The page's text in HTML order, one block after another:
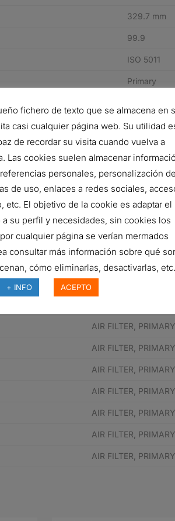
329.7 mm
99.9
ISO 5011
Primary
Cellulose
F
Descripción
AIR FILTER,
AIR FILTER,
AIR FILTER,
AIR FILTER,
AIR FILTER,
AIR FILTER,
AIR FILTER,
AIR FILTER,
AIR FILTER,
AIR FILTER,
AIR FILTER,
AIR FILTER,
fichero de texto que se almacena en
casi cualquier página web. Su utilidad
de recordar su visita cuando vuelva a
Las cookies suelen almacenar
personales, personalización
de uso, enlaces a redes sociales,
etc. El objetivo de la cookie es adaptar el
su perfil y necesidades, sin cookies los
cualquier página se verían mermados
consultar más información sobre qué
cómo eliminarlas, desactivarlas,
+ INFO ACEPTO